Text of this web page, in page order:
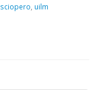
sciopero uilm